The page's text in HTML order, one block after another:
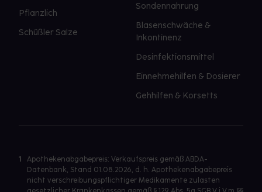
Pflanzlich
Schüßler Salze
Sondennahrung
Blasenschwäche &
Inkontinenz
Desinfektionsmittel
Einnehmehilfen & Dosierer
Gehhilfen & Korsetts
1
Apothekenabgabepreis: Verkaufspreis gemäß ABDA-
Datenbank, Stand 01.08.2026, d. h. Apothekenabgabepreis
nicht verschreibungspflichtiger Medikamente zulasten